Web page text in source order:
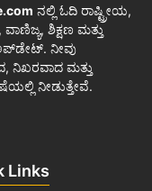
ನಲ್ಲಿ ಓದಿ ರಾಷ್ಟ್ರೀಯ,
ಶಿಕ್ಷಣ ಮತ್ತು
ನೀವು
ನಿಖರವಾದ ಮತ್ತು
ನೀಡುತ್ತೇವೆ.
Links